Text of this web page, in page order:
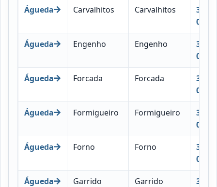
Águeda Carvalhitos Carvalhitos
3750-
048
Águeda Engenho Engenho
3750-
049
Águeda Forcada Forcada
3750-
050
Águeda Formigueiro Formigueiro
3750-
051
Águeda Forno Forno
3750-
052
Águeda Garrido Garrido
3750-